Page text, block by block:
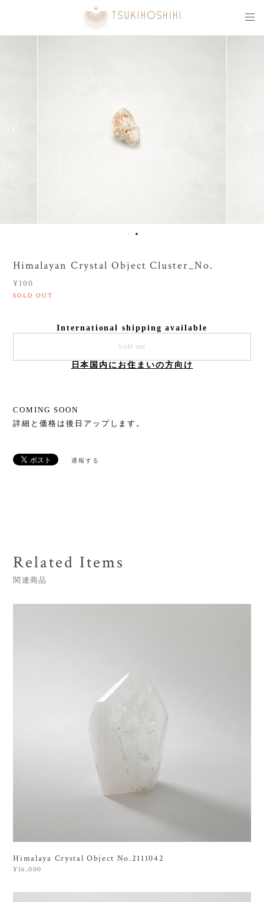
Himalayan Crystal Object Cluster_No.
¥100
SOLD OUT
International shipping available
Sold out
日本国内にお住まいの方向け
COMING SOON
詳細と価格は後日アップします。
通報する
Related Items
関連商品
Himalaya Crystal Object No.2111042
¥16,000